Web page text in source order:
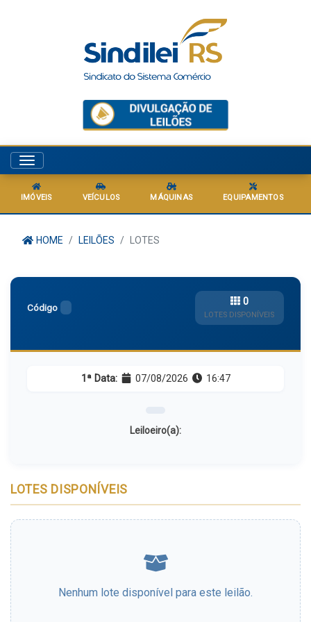
Menu
IMÓVEIS VEÍCULOS MÁQUINAS EQUIPAMENTOS
HOME LEILÕES LOTES
Código
0
LOTES DISPONÍVEIS
1ª Data: 07/08/2026 16:47
Leiloeiro(a):
LOTES DISPONÍVEIS
Nenhum lote disponível para este leilão.